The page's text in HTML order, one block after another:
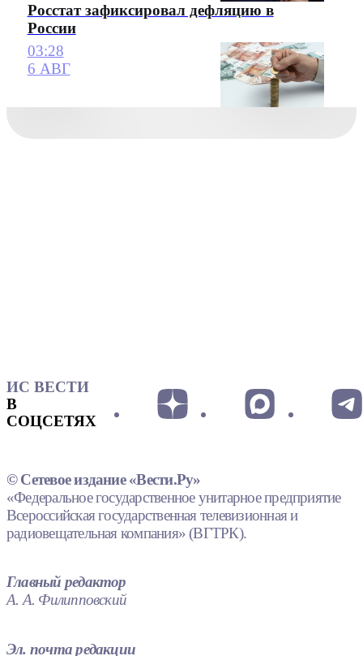
Росстат зафиксировал дефляцию в
России
03:28
6 АВГ
ИС ВЕСТИ
В
СОЦСЕТЯХ
© Сетевое издание «Вести.Ру»
«Федеральное государственное унитарное предприятие
Всероссийская государственная телевизионная и
радиовещательная компания» (ВГТРК).
Главный редактор
А. А. Филипповский
Эл. почта редакции